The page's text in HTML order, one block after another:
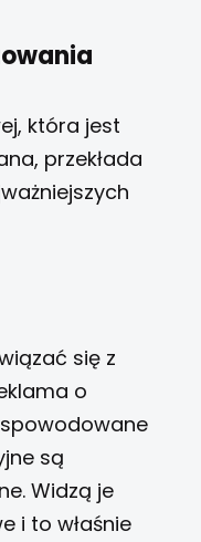
która jest
przekłada
się z
o
są
Widzą je
i to właśnie